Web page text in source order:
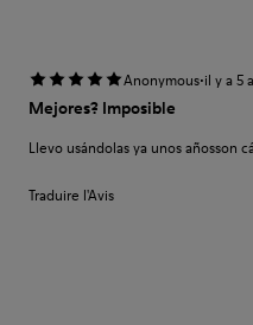
Anonymous·il y a 5
Mejores? Imposible
Llevo usándolas ya unos añosson
Traduire l'Avis